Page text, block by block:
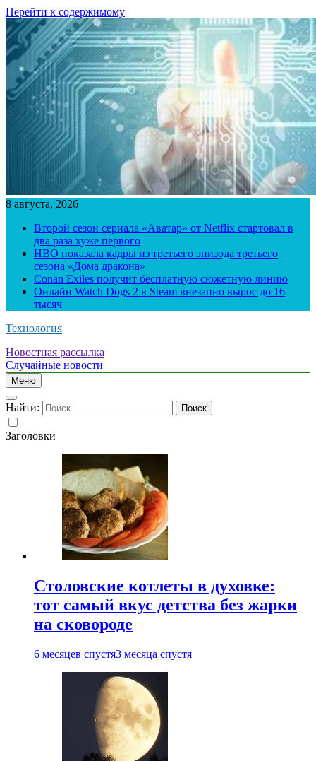
Перейти к содержимому
8 августа, 2026
Второй сезон сериала «Аватар» от Netflix стартовал в
два раза хуже первого
HBO показала кадры из третьего эпизода третьего
сезона «Дома дракона»
Conan Exiles получит бесплатную сюжетную линию
Онлайн Watch Dogs 2 в Steam внезапно вырос до 16
тысяч
Технология
Новостная рассылка
Случайные новости
Меню
Найти:
Заголовки
Столовские котлеты в духовке:
тот самый вкус детства без жарки
на сковороде
6 месяцев спустя3 месяца спустя